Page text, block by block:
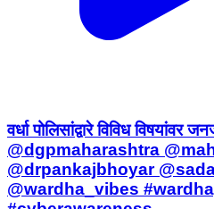
वर्धा पोलिसांद्वारे विविध
@dgpmaharashtra
@drpankajbhoyar
@wardha_vibes